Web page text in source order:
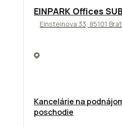
TOP ODPORÚČAME
EINPARK Offices
Einsteinova 33, 85101
Kancelárie na
poschodie